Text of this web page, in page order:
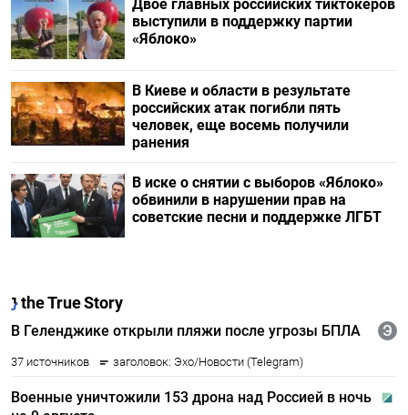
Двое главных российских тиктокеров
выступили в поддержку партии
«Яблоко»
В Киеве и области в результате
российских атак погибли пять
человек, еще восемь получили
ранения
В иске о снятии с выборов «Яблоко»
обвинили в нарушении прав на
советские песни и поддержке ЛГБТ